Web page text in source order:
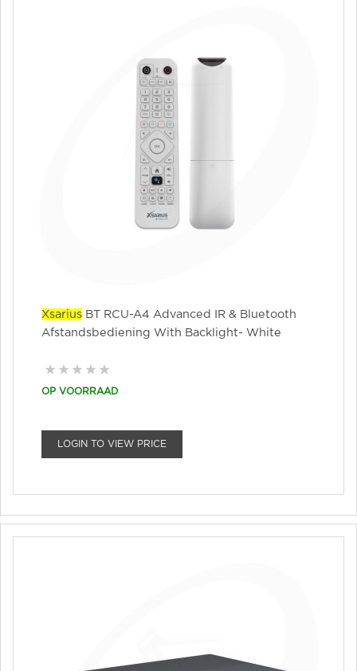
Xsarius BT RCU-A4 Advanced IR & Bluetooth
Afstandsbediening With Backlight- White
OP VOORRAAD
LOGIN TO VIEW PRICE